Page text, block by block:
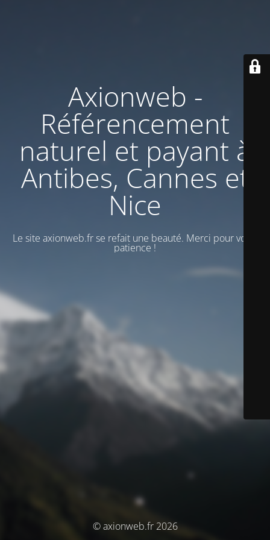
Axionweb -
Référencement
naturel et payant à
Antibes, Cannes et
Nice
Le site axionweb.fr se refait une beauté. Merci pour votre
patience !
© axionweb.fr 2026